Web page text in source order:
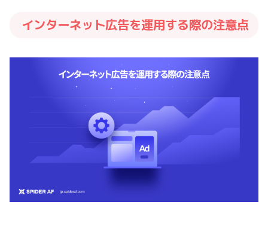
インターネット広告を運用する際の注意点